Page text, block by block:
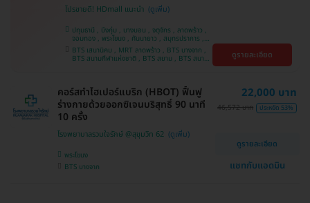
โปรขายดี! HDmall แนะนำ
ปทุมธานี , บึงกุ่ม , บางบอน , จตุจักร , ลาดพร้าว ,
จอมทอง , พระโขนง , คันนายาว , สมุทรปราการ ,
ปทุมวัน , พญาไท , หนองแขม , บางรัก ,
ราษฎร์บูรณะ , ภาษีเจริญ , ราชเทวี , บริการถึงบ้าน ,
บางนา , ตลิ่งชัน , คลองเตย
BTS เสนานิคม , MRT ลาดพร้าว , BTS บางจาก ,
BTS สนามกีฬาแห่งชาติ , BTS สยาม , BTS สนาม ดูรายละเอียด
คอร์สทำไฮเปอร์แบริก (HBOT) ฟื้นฟู
ร่างกายด้วยออกซิเจนบริสุทธิ์ 90 นาที
10 ครั้ง
โรงพยาบาลรวมใจรักษ์ @สุขุมวิท 62
พระโขนง
BTS บางจาก
22,000 บาท
46,572 บาท ประหยัด 53%
ดูรายละเอียด
แชทกับแอดมิน